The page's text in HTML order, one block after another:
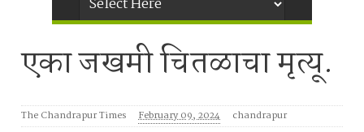
एका जखमी चितळाचा मृत्यू.
The Chandrapur Times February 09, 2024 chandrapur